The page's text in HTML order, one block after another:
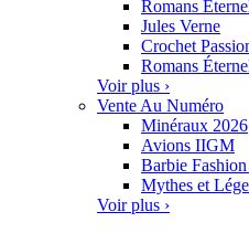
Romans
Jules Verne
Crochet
Romans
Voir plus ›
Vente Au Numéro
Minéraux 2026
Avions IIGM
Barbie
Mythes et
Voir plus ›